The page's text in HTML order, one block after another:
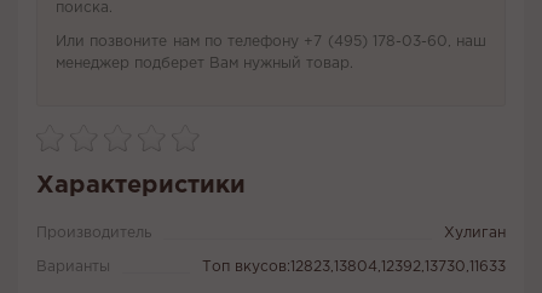
поиска.
Или позвоните нам по телефону +7 (495) 178-03-60, наш
менеджер подберет Вам нужный товар.
Характеристики
Производитель Хулиган
Варианты Топ вкусов:12823,13804,12392,13730,11633